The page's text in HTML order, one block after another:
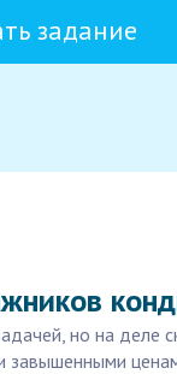
задание
но на